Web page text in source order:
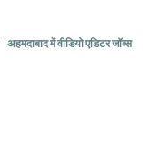
अहमदाबाद में वीडियो एडिटर जॉब्स